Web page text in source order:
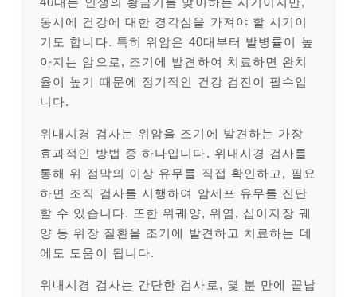
동시에 건강에 대한 경각심을 가져야 할 시기이
기도 합니다. 특히 위암은 40대부터 발병률이 높
아지는 암으로, 조기에 발견하여 치료하면 완치
율이 높기 때문에 정기적인 건강 검진이 필수입
니다.
위내시경 검사는 위암을 조기에 발견하는 가장
효과적인 방법 중 하나입니다. 위내시경 검사를
통해 위 점막의 이상 유무를 직접 확인하고, 필요
하면 조직 검사를 시행하여 암세포 유무를 진단
할 수 있습니다. 또한 위궤양, 위염, 십이지장 궤
양 등 위장 질환을 조기에 발견하고 치료하는 데
에도 도움이 됩니다.
위내시경 검사는 간단한 검사로, 몇 분 만에 끝납